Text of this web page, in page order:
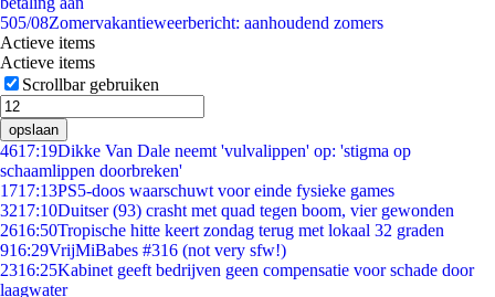
505/08Zomervakantieweerbericht: aanhoudend zomers
Actieve items
Actieve items
Scrollbar gebruiken
opslaan
4617:19Dikke Van Dale neemt 'vulvalippen' op: 'stigma op
schaamlippen doorbreken'
1717:13PS5-doos waarschuwt voor einde fysieke games
3217:10Duitser (93) crasht met quad tegen boom, vier gewonden
2616:50Tropische hitte keert zondag terug met lokaal 32 graden
916:29VrijMiBabes #316 (not very sfw!)
2316:25Kabinet geeft bedrijven geen compensatie voor schade door
laagwater